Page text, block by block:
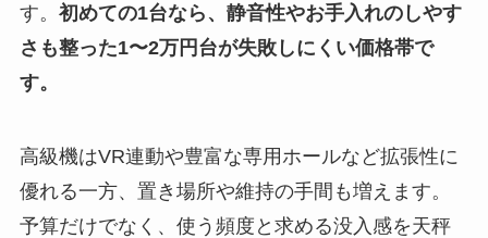
す。 初めての1台なら、静音性やお手入れのしやす
さも整った1〜2万円台が失敗しにくい価格帯で
す。
高級機はVR連動や豊富な専用ホールなど拡張性に
優れる一方、置き場所や維持の手間も増えます。
予算だけでなく、使う頻度と求める没入感を天秤